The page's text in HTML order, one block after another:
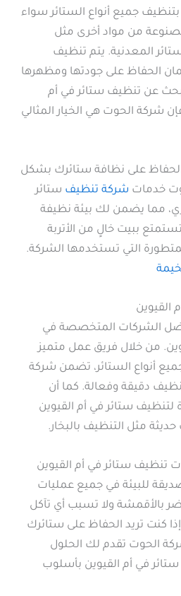
جميع أنواع الستائر سواء
من مواد أخرى مثل
المعدنية. يتم تنظيف
الحفاظ على جودتها ومظهرها
عن تنظيف ستائر في أم
شركة الحوت هي الخيار المثالي
على نظافة ستائرك بشكل
خدمات شركة تنظيف ستائر
مما يضمن لك بيئة نظيفة
ببيت خالٍ من الأتربة
التي تستخدمها الشركة.
القيوين
الشركات المتخصصة في
من خلال فريق عمل متميز
أنواع الستائر، تضمن شركة
دقيقة وفعالة. كما أن
لتنظيف ستائر في أم القيوين
مثل التنظيف بالبخار.
تنظيف ستائر في أم القيوين
للبيئة في جميع عمليات
بالأقمشة ولا تسبب أي تآكل
كنت تريد الحفاظ على ستائرك
الحوت تقدم لك الحلول
في أم القيوين بأسلوب